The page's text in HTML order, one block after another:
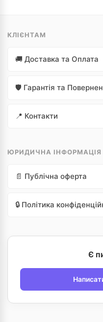
КЛІЄНТАМ
🚚 Доставка та Оплата
🛡️ Гарантія та
📍 Контакти
ЮРИДИЧНА ІНФОРМАЦІЯ
📄 Публічна оферта
🔒 Політика
Є